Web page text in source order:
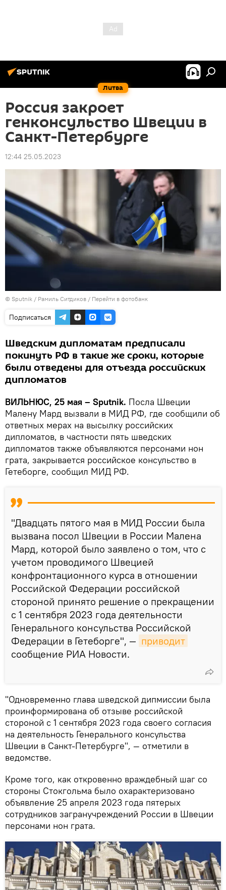
Литва
Россия закроет
генконсульство Швеции в
Санкт-Петербурге
12:44 25.05.2023
© Sputnik / Рамиль Ситдиков / Перейти в фотобанк
Подписаться
Шведским дипломатам предписали
покинуть РФ в такие же сроки, которые
были отведены для отъезда российских
дипломатов
ВИЛЬНЮС, 25 мая – Sputnik. Посла Швеции
Малену Мард вызвали в МИД РФ, где сообщили об
ответных мерах на высылку российских
дипломатов, в частности пять шведских
дипломатов также объявляются персонами нон
грата, закрывается российское консульство в
Гетеборге, сообщил МИД РФ.
"Двадцать пятого мая в МИД России была
вызвана посол Швеции в России Малена
Мард, которой было заявлено о том, что с
учетом проводимого Швецией
конфронтационного курса в отношении
Российской Федерации российской
стороной принято решение о прекращении
с 1 сентября 2023 года деятельности
Генерального консульства Российской
Федерации в Гетеборге", — приводит
сообщение РИА Новости.
"Одновременно глава шведской дипмиссии была
проинформирована об отзыве российской
стороной с 1 сентября 2023 года своего согласия
на деятельность Генерального консульства
Швеции в Санкт-Петербурге", — отметили в
ведомстве.
Кроме того, как откровенно враждебный шаг со
стороны Стокгольма было охарактеризовано
объявление 25 апреля 2023 года пятерых
сотрудников загранучреждений России в Швеции
персонами нон грата.